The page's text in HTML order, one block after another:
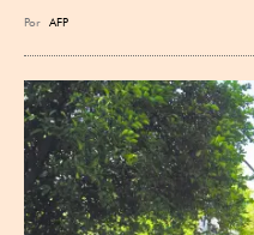
Por AFP